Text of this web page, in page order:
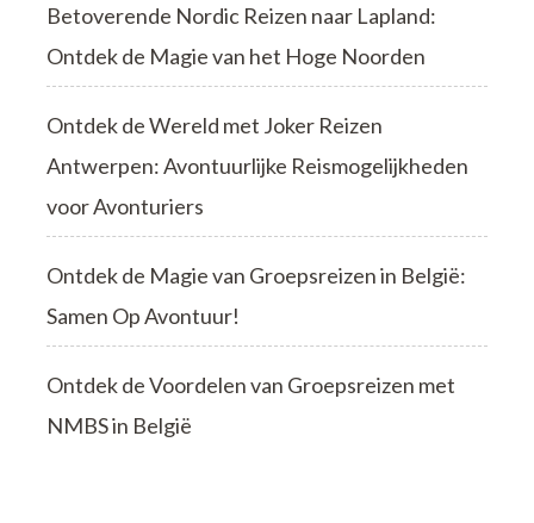
Betoverende Nordic Reizen naar Lapland:
Ontdek de Magie van het Hoge Noorden
Ontdek de Wereld met Joker Reizen
Antwerpen: Avontuurlijke Reismogelijkheden
voor Avonturiers
Ontdek de Magie van Groepsreizen in België:
Samen Op Avontuur!
Ontdek de Voordelen van Groepsreizen met
NMBS in België